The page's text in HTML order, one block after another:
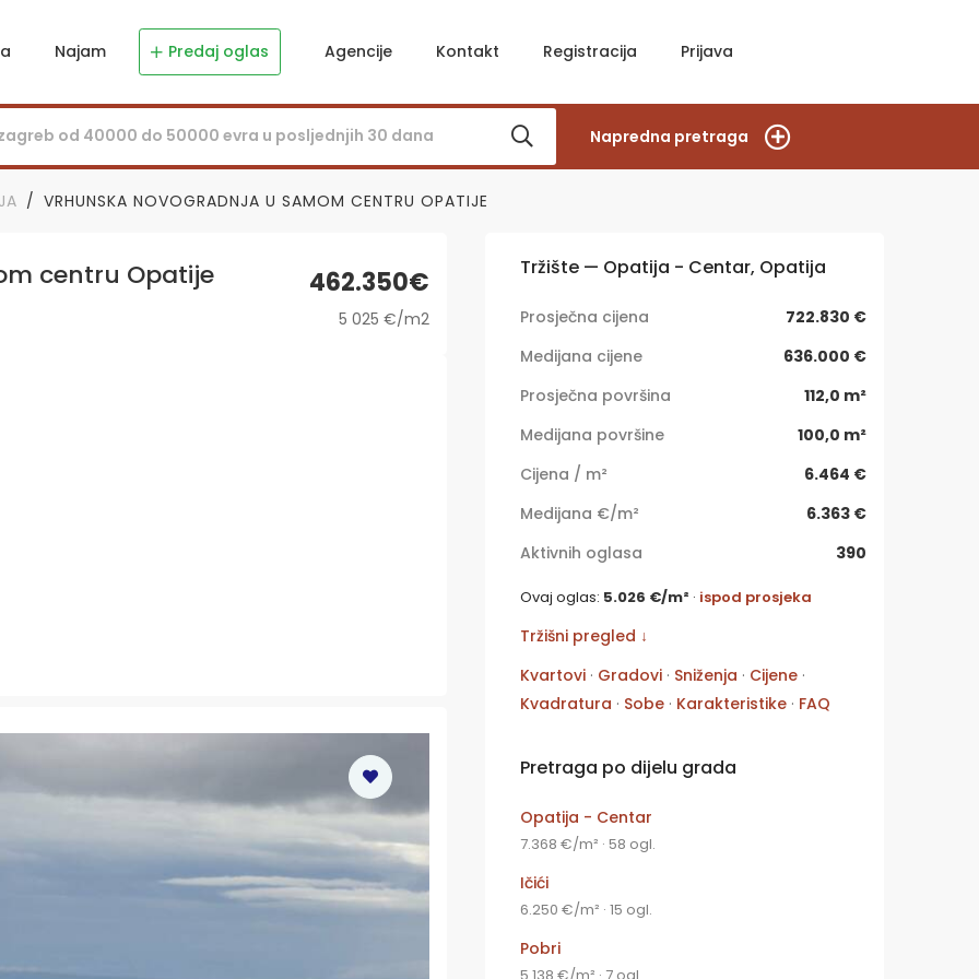
Najam Predaj oglas Agencije Kontakt Registracija Prijava
Napredna pretraga
VRHUNSKA NOVOGRADNJA U SAMOM CENTRU OPATIJE
centru Opatije 462.350€
5 025 €/m2
Tržište — Opatija - Centar, Opatija
Prosječna cijena
722.830 €
Medijana cijene
636.000 €
Prosječna površina
112,0 m²
Medijana površine
100,0 m²
Cijena / m²
6.464 €
Medijana €/m²
6.363 €
Aktivnih oglasa
390
Ovaj oglas: 5.026 €/m² · ispod prosjeka
Tržišni pregled ↓
Kvartovi · Gradovi · Sniženja · Cijene ·
Kvadratura · Sobe · Karakteristike · FAQ
Pretraga po dijelu grada
Opatija - Centar
7.368 €/m² · 58 ogl.
Ičići
6.250 €/m² · 15 ogl.
Pobri
5.138 €/m² · 7 ogl.